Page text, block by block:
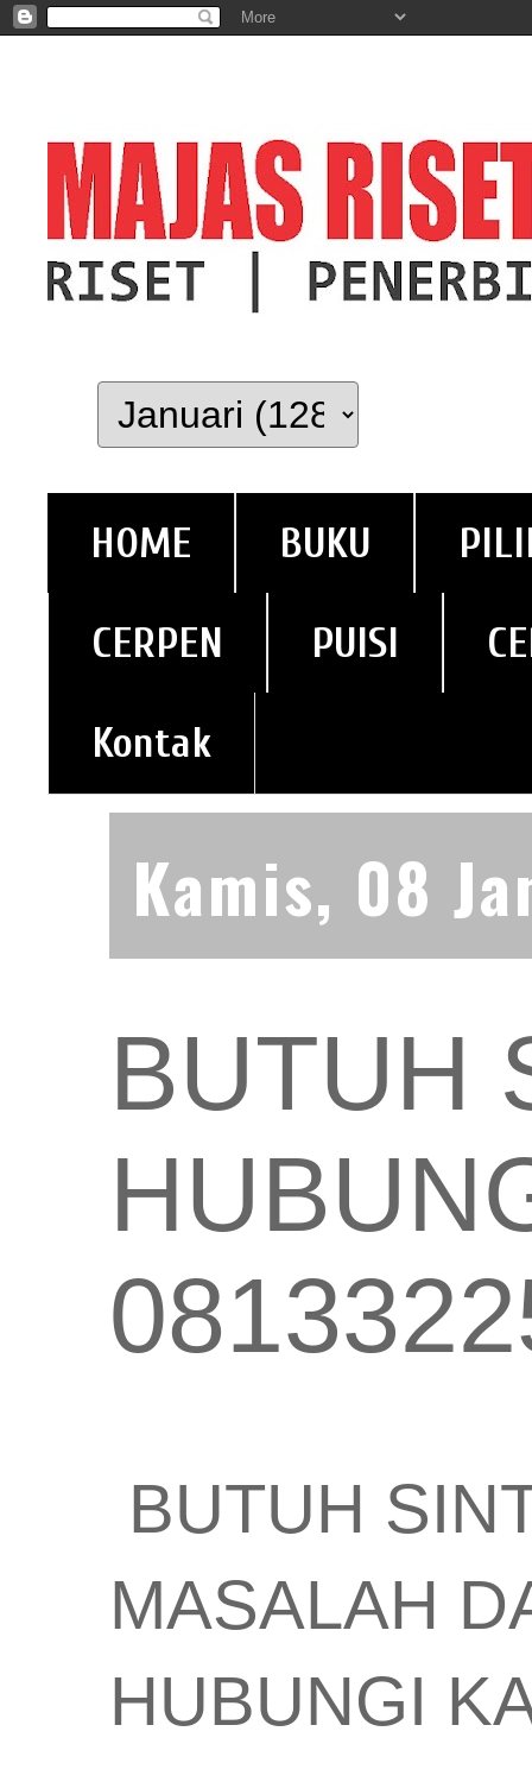
HOME BUKU
CERPEN PUISI
Kontak
Kamis, 08
BUTUH
BUTUH
MASALAH
HUBUNGI